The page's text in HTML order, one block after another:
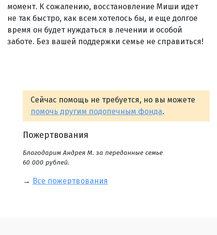
момент. К сожалению, восстановление Миши идет
не так быстро, как всем хотелось бы, и еще долгое
время он будет нуждаться в лечении и особой
заботе. Без вашей поддержки семье не справиться!
Сейчас помощь не требуется, но вы можете
помочь другим подопечным фонда.
Пожертвования
Благодарим Андрея М. за переданные семье
60 000 рублей.
→ Все пожертвования